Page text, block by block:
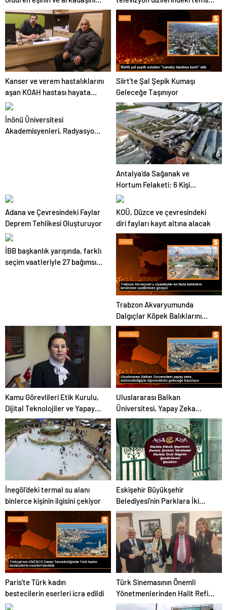
yargılanması başladı
üzerine panel düzenlendi
Kanser ve verem hastalıklarını
aşan KOAH hastası hayata
tutundu
Siirt’te Şal Şepik Kumaşı
Geleceğe Taşınıyor
İnönü Üniversitesi
Akademisyenleri, Radyasyon
Antalya’da Sağanak ve
Hortum Felaketi: 6 Kişi
Yaralandı
Adana ve Çevresindeki Faylar
Deprem Tehlikesi Oluşturuyor
KOÜ, Düzce ve çevresindeki
diri fayları kayıt altına alacak
İBB başkanlık yarışında, farklı
seçim vaatleriyle 27 bağımsız
Trabzon Akvaryumunda
Dalgıçlar Köpek Balıklarını
Besliyor
Kamu Görevlileri Etik Kurulu,
Dijital Teknolojiler ve Yapay
Zeka Kullanımına İlişkin
Çalışmalara Başladı
Uluslararası Balkan
Üniversitesi, Yapay Zeka
Mühendisliği Bölümü Açtı
İnegöl’deki termal su alanı
binlerce kişinin ilgisini çekiyor
Eskişehir Büyükşehir
Belediyesi’nin Parklara İki
Yüzlü Yaklaşımı Tartışma
Yaratıyor
Paris’te Türk kadın
bestecilerin eserleri icra edildi
Türk Sinemasının Önemli
Yönetmenlerinden Halit Refiğ
Anıldı